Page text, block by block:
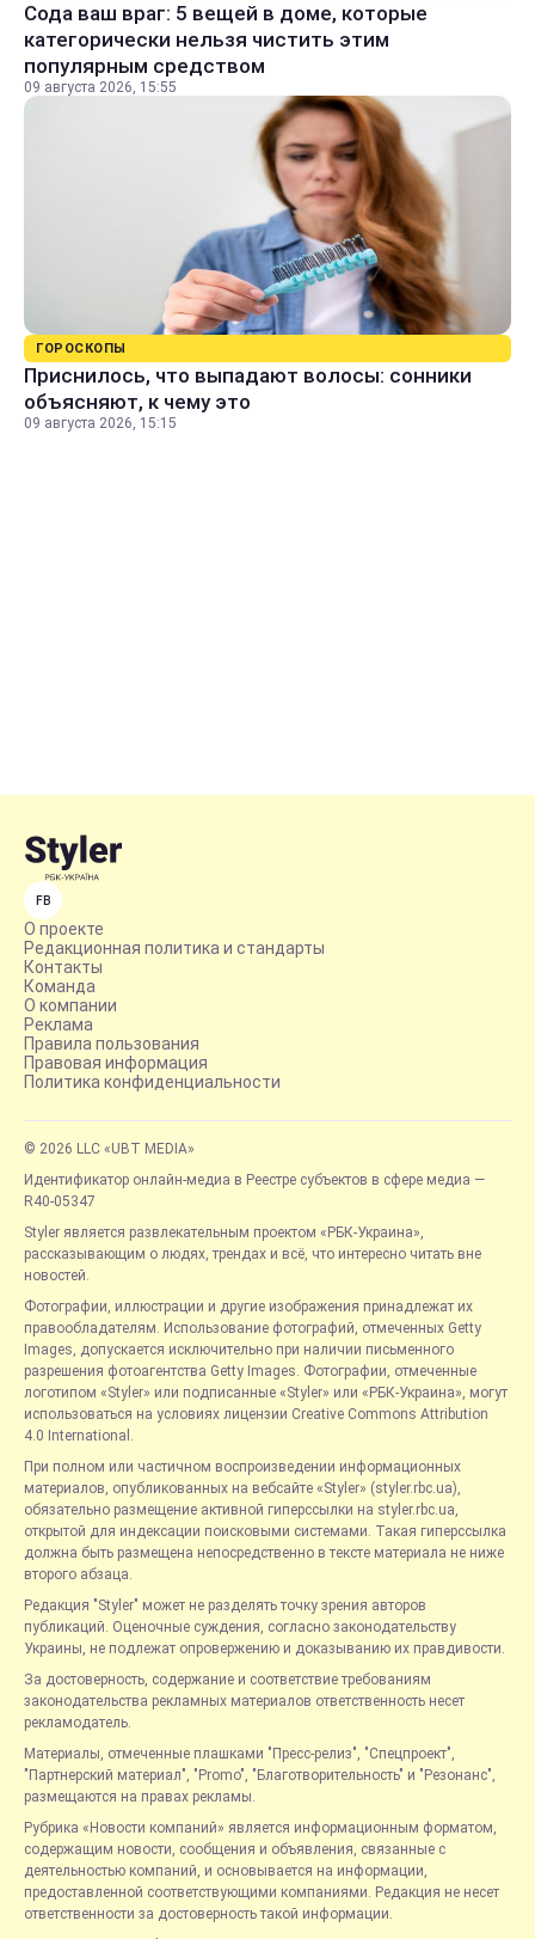
Сода ваш враг: 5 вещей в доме, которые
категорически нельзя чистить этим
популярным средством
09 августа 2026, 15:55
ГОРОСКОПЫ
Приснилось, что выпадают волосы: сонники
объясняют, к чему это
09 августа 2026, 15:15
FB
О проекте
Редакционная политика и стандарты
Контакты
Команда
О компании
Реклама
Правила пользования
Правовая информация
Политика конфиденциальности
© 2026 LLC «UBT MEDIA»
Идентификатор онлайн-медиа в Реестре субъектов в сфере медиа —
R40-05347
Styler является развлекательным проектом «РБК-Украина»,
рассказывающим о людях, трендах и всё, что интересно читать вне
новостей.
Фотографии, иллюстрации и другие изображения принадлежат их
правообладателям. Использование фотографий, отмеченных Getty
Images, допускается исключительно при наличии письменного
разрешения фотоагентства Getty Images. Фотографии, отмеченные
логотипом «Styler» или подписанные «Styler» или «РБК-Украина», могут
использоваться на условиях лицензии Creative Commons Attribution
4.0 International.
При полном или частичном воспроизведении информационных
материалов, опубликованных на вебсайте «Styler» (styler.rbc.ua),
обязательно размещение активной гиперссылки на styler.rbc.ua,
открытой для индексации поисковыми системами. Такая гиперссылка
должна быть размещена непосредственно в тексте материала не ниже
второго абзаца.
Редакция "Styler" может не разделять точку зрения авторов
публикаций. Оценочные суждения, согласно законодательству
Украины, не подлежат опровержению и доказыванию их правдивости.
За достоверность, содержание и соответствие требованиям
законодательства рекламных материалов ответственность несет
рекламодатель.
Материалы, отмеченные плашками "Пресс-релиз", "Спецпроект",
"Партнерский материал", "Promo", "Благотворительность" и "Резонанс",
размещаются на правах рекламы.
Рубрика «Новости компаний» является информационным форматом,
содержащим новости, сообщения и объявления, связанные с
деятельностью компаний, и основывается на информации,
предоставленной соответствующими компаниями. Редакция не несет
ответственности за достоверность такой информации.